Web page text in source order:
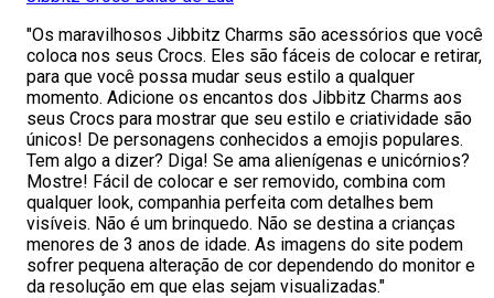
"Os maravilhosos Jibbitz Charms são acessórios que você
coloca nos seus Crocs. Eles são fáceis de colocar e retirar,
para que você possa mudar seus estilo a qualquer
momento. Adicione os encantos dos Jibbitz Charms aos
seus Crocs para mostrar que seu estilo e criatividade são
únicos! De personagens conhecidos a emojis populares.
Tem algo a dizer? Diga! Se ama alienígenas e unicórnios?
Mostre! Fácil de colocar e ser removido, combina com
qualquer look, companhia perfeita com detalhes bem
visíveis. Não é um brinquedo. Não se destina a crianças
menores de 3 anos de idade. As imagens do site podem
sofrer pequena alteração de cor dependendo do monitor e
da resolução em que elas sejam visualizadas."